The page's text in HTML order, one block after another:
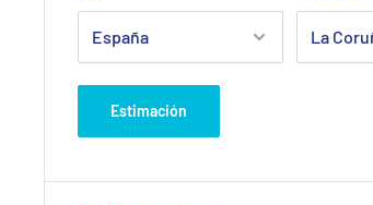
Estimación